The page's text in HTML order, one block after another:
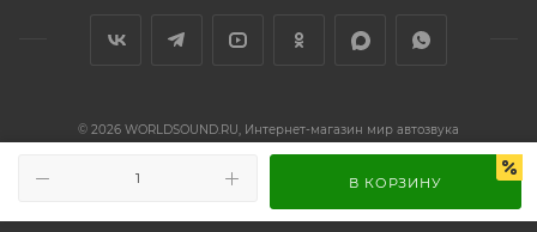
© 2026 WORLDSOUND.RU, Интернет-магазин мир автозвука
Запрещено использование материалов сайта, а также элементов дизайна,
без согласия правообладателя.
ИП Осадчий П.А. ИНН 612902077417 ОГРНИП 320619600050827